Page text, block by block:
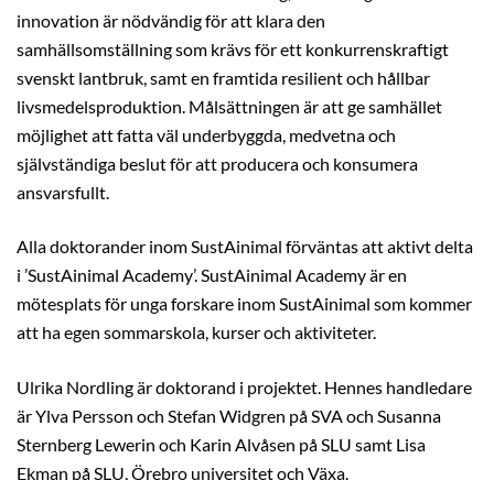
innovation är nödvändig för att klara den
samhällsomställning som krävs för ett konkurrenskraftigt
svenskt lantbruk, samt en framtida resilient och hållbar
livsmedelsproduktion. Målsättningen är att ge samhället
möjlighet att fatta väl underbyggda, medvetna och
självständiga beslut för att producera och konsumera
ansvarsfullt.
Alla doktorander inom SustAinimal förväntas att aktivt delta
i ’SustAinimal Academy’. SustAinimal Academy är en
mötesplats för unga forskare inom SustAinimal som kommer
att ha egen sommarskola, kurser och aktiviteter.
Ulrika Nordling är doktorand i projektet. Hennes handledare
är Ylva Persson och Stefan Widgren på SVA och Susanna
Sternberg Lewerin och Karin Alvåsen på SLU samt Lisa
Ekman på SLU, Örebro universitet och Växa.